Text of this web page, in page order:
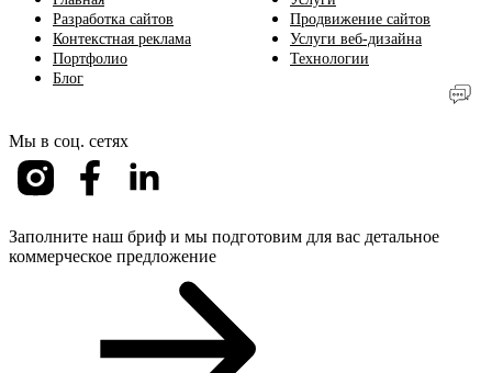
Разработка сайтов
Продвижение сайтов
Контекстная реклама
Услуги веб-дизайна
Портфолио
Технологии
Блог
Мы в соц. сетях
Заполните наш бриф и мы подготовим для вас детальное
коммерческое предложение